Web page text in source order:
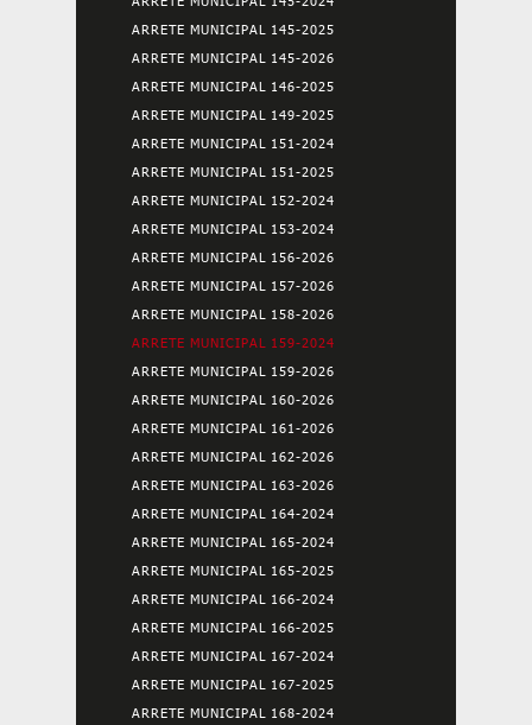
ARRETE MUNICIPAL 145-2025
ARRETE MUNICIPAL 145-2026
ARRETE MUNICIPAL 146-2025
ARRETE MUNICIPAL 149-2025
ARRETE MUNICIPAL 151-2024
ARRETE MUNICIPAL 151-2025
ARRETE MUNICIPAL 152-2024
ARRETE MUNICIPAL 153-2024
ARRETE MUNICIPAL 156-2026
ARRETE MUNICIPAL 157-2026
ARRETE MUNICIPAL 158-2026
ARRETE MUNICIPAL 159-2024
ARRETE MUNICIPAL 159-2026
ARRETE MUNICIPAL 160-2026
ARRETE MUNICIPAL 161-2026
ARRETE MUNICIPAL 162-2026
ARRETE MUNICIPAL 163-2026
ARRETE MUNICIPAL 164-2024
ARRETE MUNICIPAL 165-2024
ARRETE MUNICIPAL 165-2025
ARRETE MUNICIPAL 166-2024
ARRETE MUNICIPAL 166-2025
ARRETE MUNICIPAL 167-2024
ARRETE MUNICIPAL 167-2025
ARRETE MUNICIPAL 168-2024